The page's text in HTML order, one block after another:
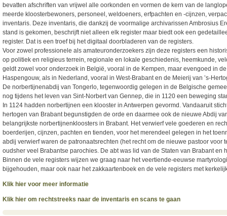
bevatten afschriften van vrijwel alle oorkonden en vormen de kern van de
meerde kloosterbewoners, personeel, weldoeners, erfpachten en -cijnzen,
inventaris. Deze inventaris, die dankzij de voormalige archivarissen Ambrosius
stand is gekomen, beschrijft niet alleen elk register maar biedt ook een
register. Dat is een troef bij het digitaal doorbladeren van de registers.
Voor zowel professionele als amateuronderzoekers zijn deze registers een
op politiek en religieus terrein, regionale en lokale geschiedenis, heemkunde,
geldt zowel voor onderzoek in België, vooral in de Kempen, maar evengoed in
Haspengouw, als in Nederland, vooral in West-Brabant en de Meierij van ’s-
De norbertijnenabdij van Tongerlo, tegenwoordig gelegen in de Belgische
nog tijdens het leven van Sint-Norbert van Gennep, die in 1120 een beweging
In 1124 hadden norbertijnen een klooster in Antwerpen gevormd. Vandaaruit
hertogen van Brabant begunstigden de orde en daarmee ook de nieuwe Abdij
belangrijkste norbertijnenkloosters in Brabant. Het verwierf vele goederen en
boerderijen, cijnzen, pachten en tienden, voor het merendeel gelegen in het
abdij verwierf waren de patronaatsrechten (het recht om de nieuwe pastoor
oudsher veel Brabantse parochies. De abt was lid van de Staten van Brabant
Binnen de vele registers wijzen we graag naar het veertiende-eeuwse
bijgehouden, maar ook naar het zakkaartenboek en de vele registers met
Klik hier voor meer informatie
Klik hier om rechtstreeks naar de inventaris en scans te gaan